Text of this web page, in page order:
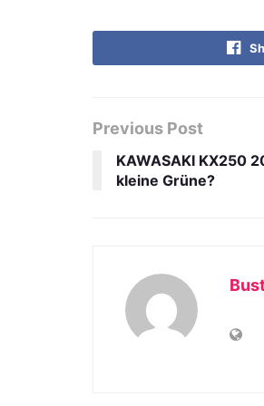
Previous Post
KAWASAKI KX250
kleine Grüne?